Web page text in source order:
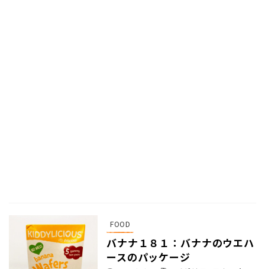
FOOD
バナナ１８１：バナナのウエハ
ースのパッケージ